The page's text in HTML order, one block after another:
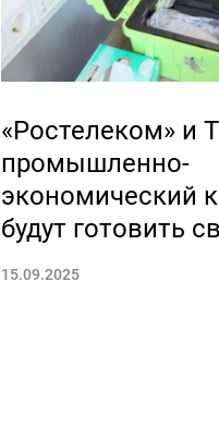
«Ростелеком» и
промышленно-
экономический
будут готовить
15.09.2025